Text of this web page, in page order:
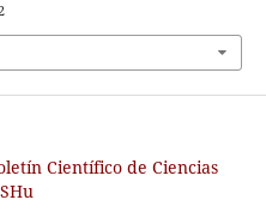
Científico de Ciencias